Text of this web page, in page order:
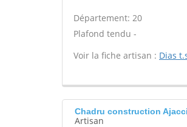
Département: 20
Plafond tendu -
Voir la fiche artisan : Dias
Chadru construction
Artisan